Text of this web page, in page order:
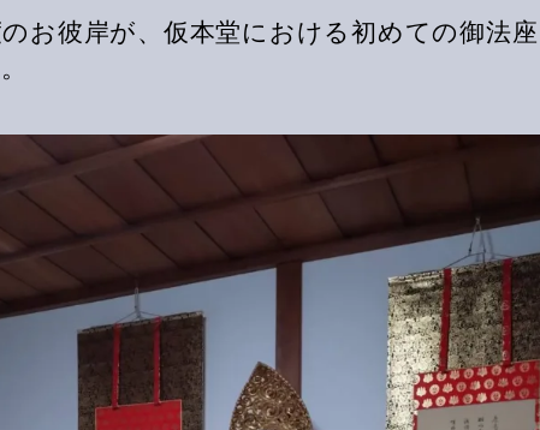
お彼岸が、仮本堂における初めての御法